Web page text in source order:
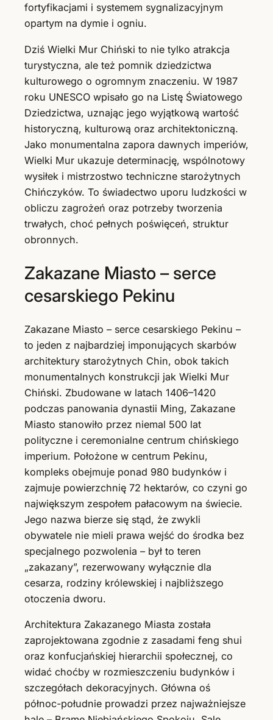
fortyfikacjami i systemem sygnalizacyjnym
opartym na dymie i ogniu.
Dziś Wielki Mur Chiński to nie tylko atrakcja
turystyczna, ale też pomnik dziedzictwa
kulturowego o ogromnym znaczeniu. W 1987
roku UNESCO wpisało go na Listę Światowego
Dziedzictwa, uznając jego wyjątkową wartość
historyczną, kulturową oraz architektoniczną.
Jako monumentalna zapora dawnych imperiów,
Wielki Mur ukazuje determinację, wspólnotowy
wysiłek i mistrzostwo techniczne starożytnych
Chińczyków. To świadectwo uporu ludzkości w
obliczu zagrożeń oraz potrzeby tworzenia
trwałych, choć pełnych poświęceń, struktur
obronnych.
Zakazane Miasto – serce
cesarskiego Pekinu
Zakazane Miasto – serce cesarskiego Pekinu –
to jeden z najbardziej imponujących skarbów
architektury starożytnych Chin, obok takich
monumentalnych konstrukcji jak Wielki Mur
Chiński. Zbudowane w latach 1406–1420
podczas panowania dynastii Ming, Zakazane
Miasto stanowiło przez niemal 500 lat
polityczne i ceremonialne centrum chińskiego
imperium. Położone w centrum Pekinu,
kompleks obejmuje ponad 980 budynków i
zajmuje powierzchnię 72 hektarów, co czyni go
największym zespołem pałacowym na świecie.
Jego nazwa bierze się stąd, że zwykli
obywatele nie mieli prawa wejść do środka bez
specjalnego pozwolenia – był to teren
„zakazany”, rezerwowany wyłącznie dla
cesarza, rodziny królewskiej i najbliższego
otoczenia dworu.
Architektura Zakazanego Miasta została
zaprojektowana zgodnie z zasadami feng shui
oraz konfucjańskiej hierarchii społecznej, co
widać choćby w rozmieszczeniu budynków i
szczegółach dekoracyjnych. Główna oś
północ-południe prowadzi przez najważniejsze